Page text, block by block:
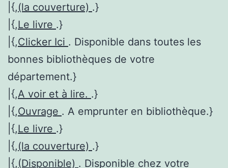
|{,(la couverture) .}
|{,Le livre .}
|{,Clicker Ici . Disponible dans toutes les
bonnes bibliothèques de votre
département.}
|{,A voir et à lire. .}
|{,Ouvrage . A emprunter en bibliothèque.}
|{,Le livre .}
|{,(la couverture) .}
|{,(Disponible) . Disponible chez votre